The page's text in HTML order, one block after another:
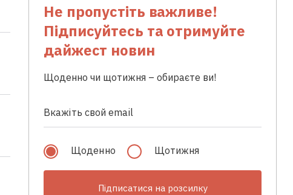
Не пропустіть важливе!
Підписуйтесь та отримуйте
дайжест новин
Щоденно чи щотижня – обираєте ви!
Щоденно Щотижня
Підписатися на розсилку